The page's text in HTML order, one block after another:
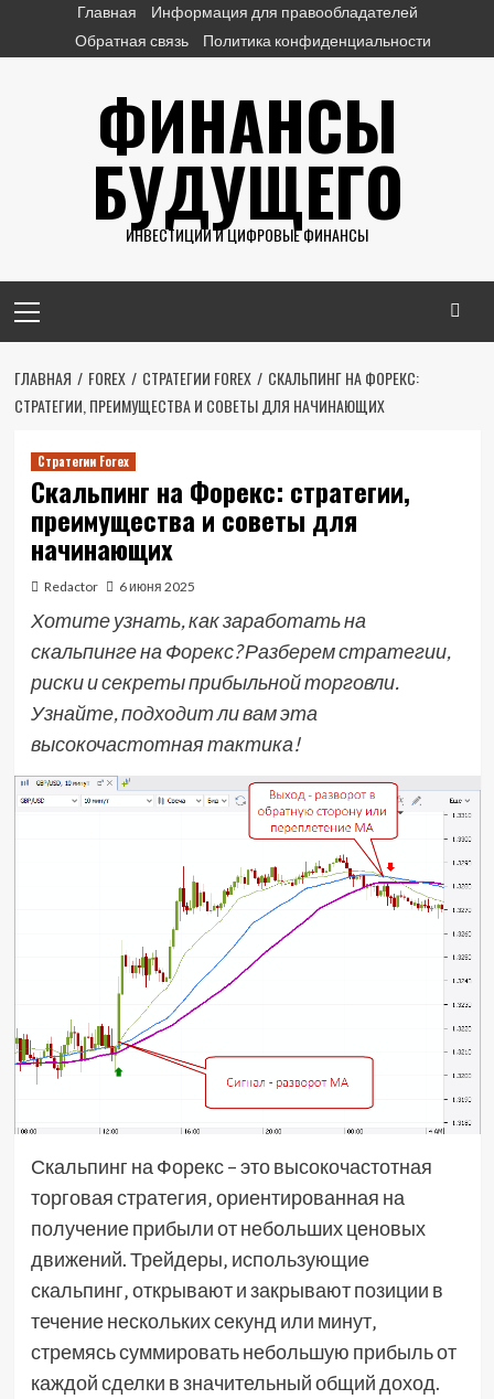
Главная
Информация для правообладателей
Обратная связь
Политика конфиденциальности
ФИНАНСЫ
БУДУЩЕГО
ИНВЕСТИЦИИ И ЦИФРОВЫЕ ФИНАНСЫ
меню
ГЛАВНАЯ FOREX СТРАТЕГИИ FOREX
СКАЛЬПИНГ НА ФОРЕКС:
СТРАТЕГИИ, ПРЕИМУЩЕСТВА И СОВЕТЫ ДЛЯ НАЧИНАЮЩИХ
Стратегии Forex
Скальпинг на Форекс: стратегии,
преимущества и советы для
начинающих
Redactor 6 июня 2025
Хотите узнать, как заработать на
скальпинге на Форекс? Разберем стратегии,
риски и секреты прибыльной торговли.
Узнайте, подходит ли вам эта
высокочастотная тактика!
Скальпинг на Форекс – это высокочастотная
торговая стратегия‚ ориентированная на
получение прибыли от небольших ценовых
движений. Трейдеры‚ использующие
скальпинг‚ открывают и закрывают позиции в
течение нескольких секунд или минут‚
стремясь суммировать небольшую прибыль от
каждой сделки в значительный общий доход.